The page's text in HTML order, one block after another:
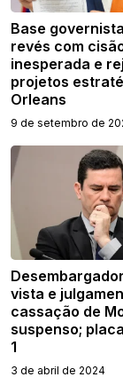
Base
revés com
inesperada e
projetos
Orleans
9 de setembro de
vista e
cassação de
suspenso;
1
3 de abril de 2024